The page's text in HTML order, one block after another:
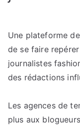
Une plateforme
de se faire
journalistes
des rédactions
Les agences de
plus aux